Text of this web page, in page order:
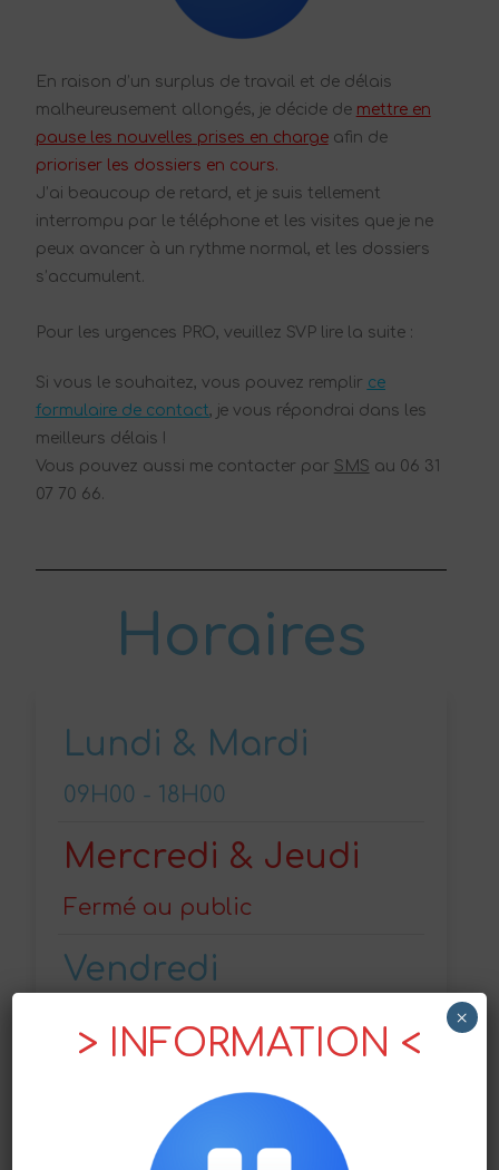
En raison d’un surplus de travail et de délais
malheureusement allongés, je décide de mettre en
pause les nouvelles prises en chargeafin de
prioriser les dossiers en cours.
J’ai beaucoup de retard, et je suis tellement
interrompu par le téléphone et les visites que je ne
peux avancer à un rythme normal, et les dossiers
s’accumulent.
Pour les urgences PRO, veuillez SVP lire la suite :
Si vous le souhaitez, vous pouvez remplir ce
formulaire de contact, je vous répondrai dans les
meilleurs délais !
Vous pouvez aussi me contacter par SMS au 06 31
07 70 66.
Horaires
Lundi & Mardi
09H00 - 18H00
Mercredi & Jeudi
Fermé au public
Vendredi
09H00 - 18H00
Samedi & Dimanche
> INFORMATION <
×